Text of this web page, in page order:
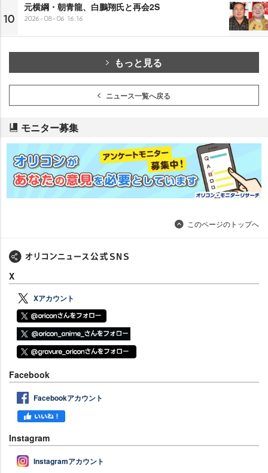
10
元横綱・朝青龍、白鵬翔氏と再会2S
2026-08-06 16:16
もっと見る
ニュース一覧へ戻る
モニター募集
このページのトップへ
X
Xアカウント
Facebook
Facebookアカウント
Instagram
Instagramアカウント